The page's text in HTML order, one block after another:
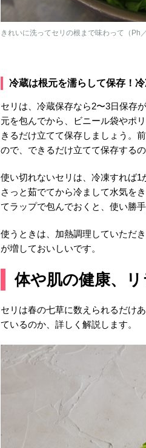
きれいに洗ってセリの根まで味わって（Ph
冷蔵は根元を濡らして保存！
セリは、冷蔵保存なら2〜3日保存
元を包んでから、ビニール袋やポ
きるだけ立てて保存しましょう。
ので、できるだけ立てて保存するの
使い切れないセリは、冷凍すれば
さっと茹でてから冷まして水気を
てラップで包んでおくと、使い勝手
使うときは、加熱調理していただ
が増しておいしいです。
体や肌の健康、
セリは春の七草に数えられるだけ
ているのか、詳しく解説します。